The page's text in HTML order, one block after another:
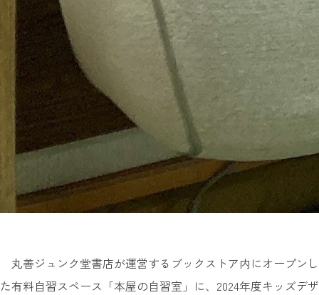
丸善ジュンク堂書店が運営するブックストア内にオープンし
た有料自習スペース「本屋の自習室」に、2024年度キッズデザ